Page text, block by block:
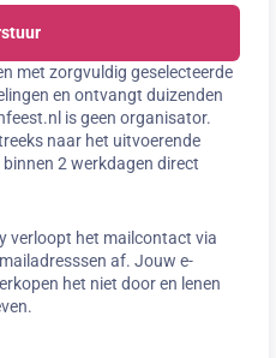
met zorgvuldig geselecteerde
en ontvangt duizenden
is geen organisator.
naar het uitvoerende
2 werkdagen direct
verloopt het mailcontact via
af. Jouw e-
het niet door en lenen